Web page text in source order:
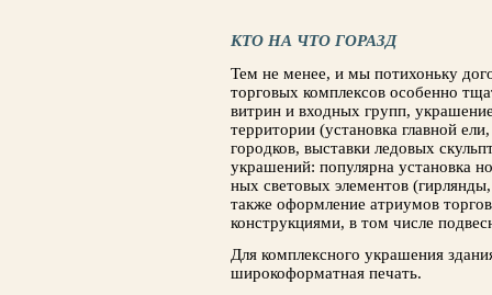
КТО НА ЧТО ГОРАЗД
Тем не менее, и мы потихоньку
торговых комплексов особенно
витрин и входных групп,
территории (установ­ка главной
городков, выставки ледовых
украшений: популярна установка
ных световых элементов
также оформление атриумов
конструкциями, в том числе
Для комплексного украшения
широкоформат­ная печать.